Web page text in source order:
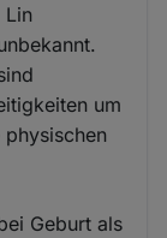
Lin
um
physischen
Geburt als